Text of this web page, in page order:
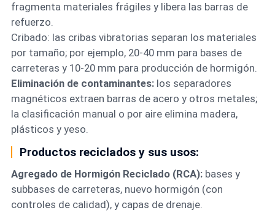
fragmenta materiales frágiles y libera las barras de
refuerzo.
Cribado: las cribas vibratorias separan los materiales
por tamaño; por ejemplo, 20-40 mm para bases de
carreteras y 10-20 mm para producción de hormigón.
Eliminación de contaminantes:los separadores
magnéticos extraen barras de acero y otros metales;
la clasificación manual o por aire elimina madera,
plásticos y yeso.
Productos reciclados y sus usos:
Agregado de Hormigón Reciclado (RCA): bases y
subbases de carreteras, nuevo hormigón (con
controles de calidad), y capas de drenaje.